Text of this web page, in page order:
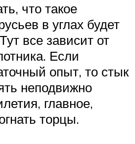
что такое
в углах будет
все зависит от
Если
опыт, то стык
неподвижно
главное,
торцы.